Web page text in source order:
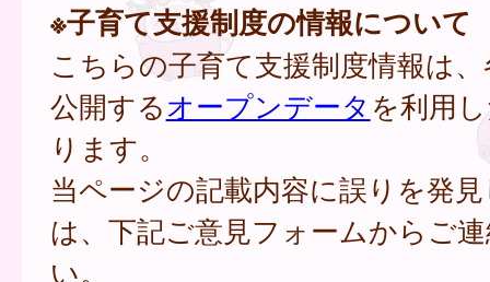
※子育て支援制度の情報について
こちらの子育て支援制度情報は
公開するオープンデータ を利用
ります。
当ページの記載内容に誤りを発
は、下記ご意見フォームからご
い。